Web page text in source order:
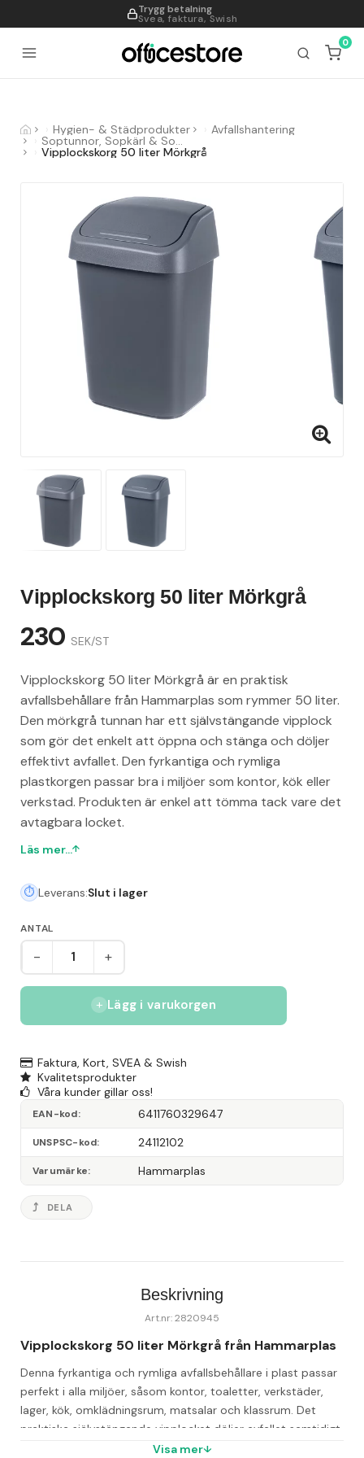
Trygg betalning
Svea, faktura, Swish
995
0
Hygien- & Städprodukter Avfallshantering
Soptunnor, Sopkärl & Sopsorteringskärl
Vipplockskorg 50 liter Mörkgrå
Vipplockskorg 50 liter Mörkgrå
230 SEK/ST
Vipplockskorg 50 liter Mörkgrå är en praktisk
avfallsbehållare från Hammarplas som rymmer 50 liter.
Den mörkgrå tunnan har ett självstängande vipplock
som gör det enkelt att öppna och stänga och döljer
effektivt avfallet. Den fyrkantiga och rymliga
plastkorgen passar bra i miljöer som kontor, kök eller
verkstad. Produkten är enkel att tömma tack vare det
avtagbara locket.
Läs mer...
Leverans:Slut i lager
ANTAL
- +
Lägg i varukorgen
Faktura, Kort, SVEA & Swish
Kvalitetsprodukter
Våra kunder gillar oss!
EAN-kod 6411760329647
UNSPSC-kod 24112102
Varumärke Hammarplas
DELA
Beskrivning
Art.nr: 2820945
Vipplockskorg 50 liter Mörkgrå från Hammarplas
Denna fyrkantiga och rymliga avfallsbehållare i plast passar
perfekt i alla miljöer, såsom kontor, toaletter, verkstäder,
lager, kök, omklädningsrum, matsalar och klassrum. Det
praktiska självstängande vipplocket döljer avfallet samtidigt
som det gör det enkelt att öppna och stänga tunnan.
Visa mer